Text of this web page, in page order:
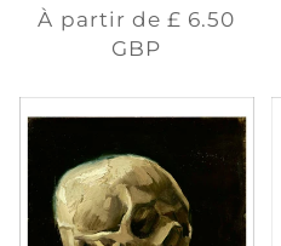
Prix
habituel
À partir de£ 6.50
GBP